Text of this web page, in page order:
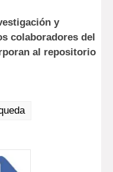
y
colaboradores del
al repositorio